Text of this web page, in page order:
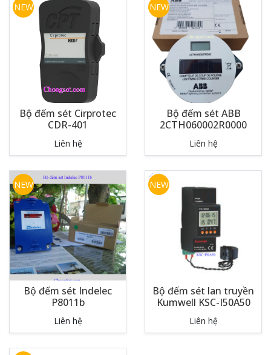
NEW
Bộ đếm sét Cirprotec
CDR-401
Liên hệ
NEW
Bộ đếm sét ABB
2CTH060002R0000
Liên hệ
NEW
Bộ đếm sét Indelec
P8011b
Liên hệ
NEW
Bộ đếm sét lan truyền
Kumwell KSC-I50A50
Liên hệ